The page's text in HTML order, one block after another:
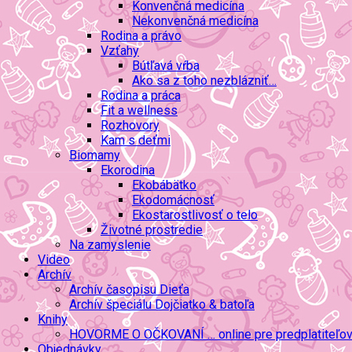
Konvenčná medicína
Nekonvenčná medicína
Rodina a právo
Vzťahy
Bútľavá vŕba
Ako sa z toho nezblázniť…
Rodina a práca
Fit a wellness
Rozhovory
Kam s deťmi
Biomamy
Ekorodina
Ekobábätko
Ekodomácnosť
Ekostarostlivosť o telo
Životné prostredie
Na zamyslenie
Video
Archív
Archív časopisu Dieťa
Archív špeciálu Dojčiatko & batoľa
Knihy
HOVORME O OČKOVANÍ … online pre predplatiteľov